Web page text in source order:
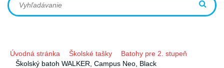
Úvodná stránka Školské tašky
Batohy pre 2. stupeň
Školský batoh WALKER, Campus Neo, Black